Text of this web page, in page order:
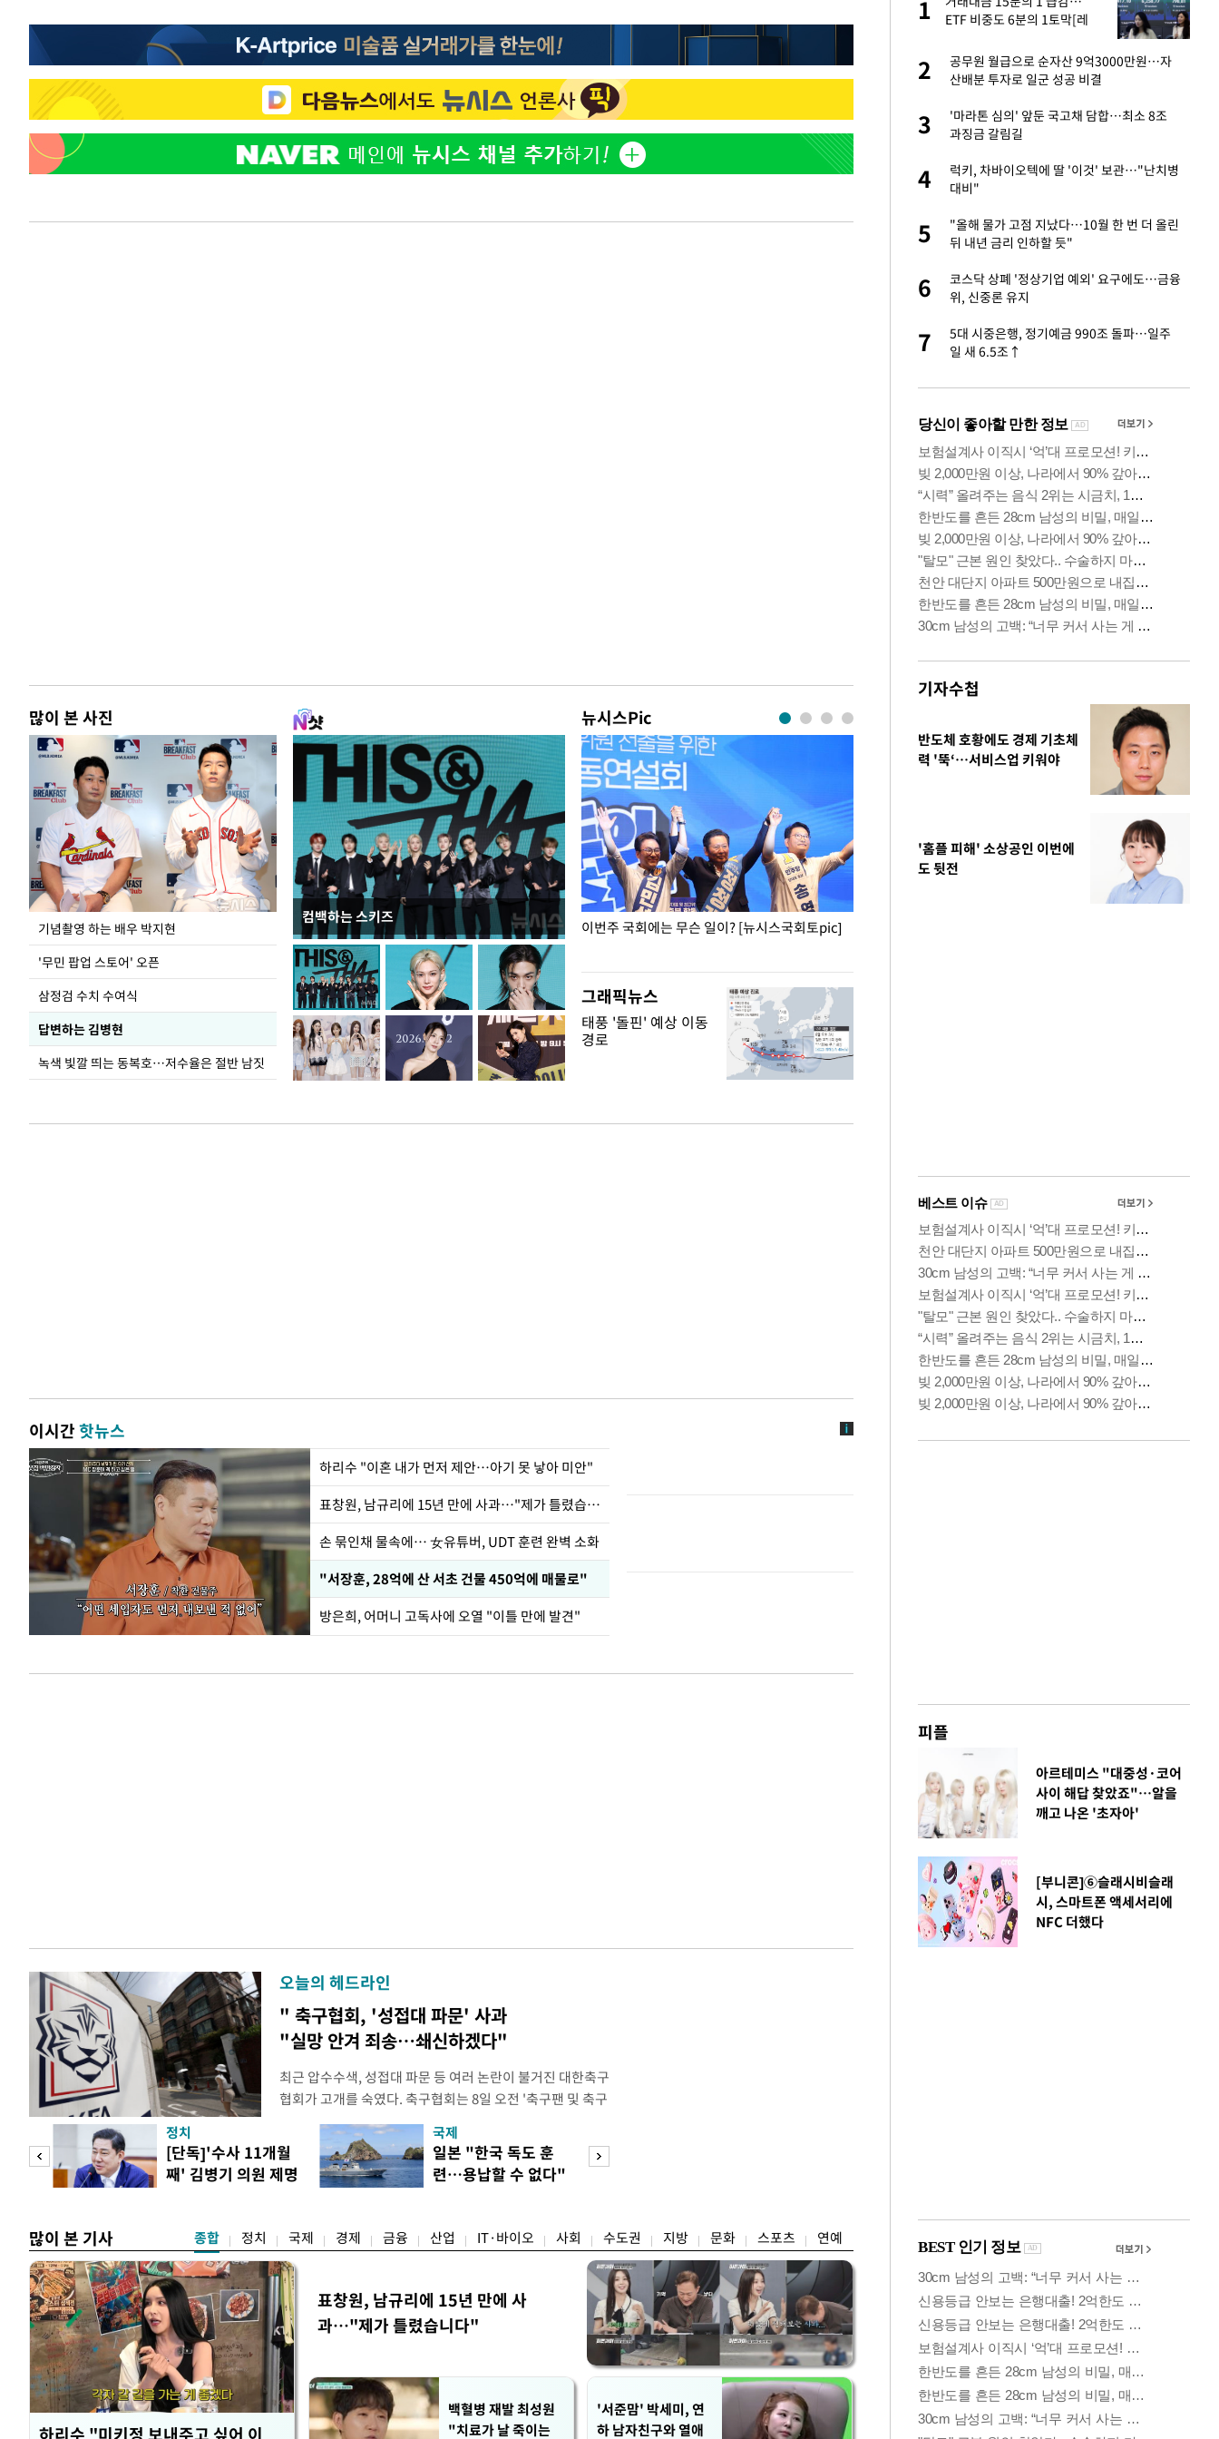
많이 본 사진
기념촬영 하는 배우 박지현
'무민 팝업 스토어' 오픈
삼정검 수치 수여식
답변하는 김병현
녹색 빛깔 띄는 동복호…저수율은 절반 남짓
컴백하는 스키즈
뉴시스Pic
이 대통령, 국가폭력 피해자에 위로·사과…"국가
가 책임지고 치유"
이번주 국회에는 무슨 일이? [뉴시스국회토pic]
그래픽뉴스
태풍 '돌핀' 예상 이동
경로
이시간핫뉴스
하리수 "이혼 내가 먼저 제안…아기 못 낳아 미안"
표창원, 남규리에 15년 만에 사과…"제가 틀렸습니다"
손 묶인채 물속에… 女유튜버, UDT 훈련 완벽 소화
"서장훈, 28억에 산 서초 건물 450억에 매물로"
방은희, 어머니 고독사에 오열 "이틀 만에 발견"
오늘의 헤드라인
" 축구협회, '성접대 파문' 사과
"실망 안겨 죄송…쇄신하겠다"
최근 압수수색, 성접대 파문 등 여러 논란이 불거진 대한축구
협회가 고개를 숙였다. 축구협회는 8일 오전 '축구팬 및 축구
관계자 여러분께 드리는 글'이라는 제목의 입장문을 발표했
다. 축구협회는 최근 2026 국제축구연맹(FIFA) 북중미 월드
컵 조별리그 탈락과 관련해 국회 문화체육관광위원회 청문
회에서 질타를 받은 데 이어, 홍명보 전 감독 선
정치
[단독]'수사 11개월
째' 김병기 의원 제명
국제
일본 "한국 독도 훈
련…용납할 수 없다"
많이 본 기사 종합 정치 국제 경제 금융 산업 IT·바이오 사회 수도권 지방 문화 스포츠 연예
하리수 "미키정 보내주고 싶어 이
표창원, 남규리에 15년 만에 사
과…"제가 틀렸습니다"
백혈병 재발 최성원
"치료가 날 죽이는
'서준맘' 박세미, 연
하 남자친구와 열애
다"
2
표창원, 남규리에 15년 만에 사과…"제가 틀
렸습니다"
3
백혈병 재발 최성원 "치료가 날 죽이는 것 같
았다" 눈물
4
'서준맘' 박세미, 연하 남자친구와 열애 "결혼
5
英유명 여배우, 큰 교통사고서 기아차 덕에
1
ETF 비중도 6분의 1토막[레
2
공무원 월급으로 순자산 9억3000만원…자
산배분 투자로 일군 성공 비결
3
'마라톤 심의' 앞둔 국고채 담합…최소 8조
과징금 갈림길
4
럭키, 차바이오텍에 딸 '이것' 보관…"난치병
대비"
5
"올해 물가 고점 지났다…10월 한 번 더 올린
뒤 내년 금리 인하할 듯"
6
코스닥 상폐 '정상기업 예외' 요구에도…금융
위, 신중론 유지
7
5대 시중은행, 정기예금 990조 돌파…일주
일 새 6.5조↑
기자수첩
반도체 호황에도 경제 기초체
력 '뚝‘…서비스업 키워야
'홈플 피해' 소상공인 이번에
도 뒷전
피플
아르테미스 "대중성·코어
사이 해답 찾았죠"…알을
깨고 나온 '초자아'
[부니콘]⑥슬래시비슬래
시, 스마트폰 액세서리에
NFC 더했다